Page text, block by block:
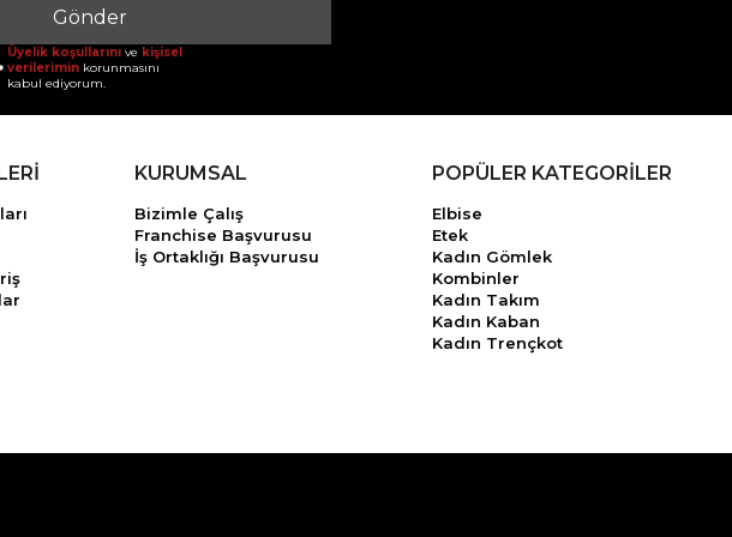
Gönder
Üyelik koşullarını ve kişisel
verilerimin korunmasını
kabul ediyorum.
KURUMSAL
Bizimle Çalış
Franchise Başvurusu
İş Ortaklığı Başvurusu
POPÜLER KATEGORİLER
Elbise
Etek
Kadın Gömlek
Kombinler
Kadın Takım
Kadın Kaban
Kadın Trençkot